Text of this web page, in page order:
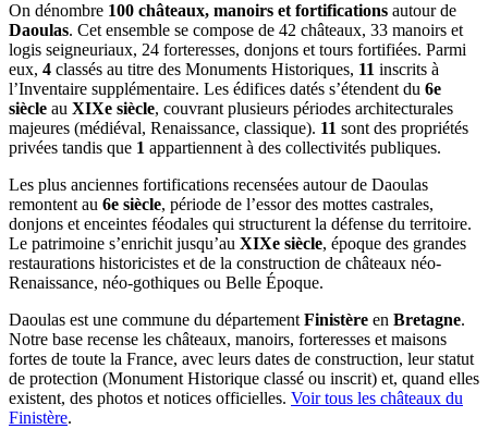
On dénombre 100 châteaux, manoirs et fortifications autour de
Daoulas. Cet ensemble se compose de 42 châteaux, 33 manoirs et
logis seigneuriaux, 24 forteresses, donjons et tours fortifiées. Parmi
eux, 4 classés au titre des Monuments Historiques, 11 inscrits à
l’Inventaire supplémentaire. Les édifices datés s’étendent du 6e
siècle au XIXe siècle, couvrant plusieurs périodes architecturales
majeures (médiéval, Renaissance, classique). 11 sont des propriétés
privées tandis que 1 appartiennent à des collectivités publiques.
Les plus anciennes fortifications recensées autour de Daoulas
remontent au 6e siècle, période de l’essor des mottes castrales,
donjons et enceintes féodales qui structurent la défense du territoire.
Le patrimoine s’enrichit jusqu’au XIXe siècle, époque des grandes
restaurations historicistes et de la construction de châteaux néo-
Renaissance, néo-gothiques ou Belle Époque.
Daoulas est une commune du départementFinistère en Bretagne.
Notre base recense les châteaux, manoirs, forteresses et maisons
fortes de toute la France, avec leurs dates de construction, leur statut
de protection (Monument Historique classé ou inscrit) et, quand elles
existent, des photos et notices officielles. Voir tous les châteaux du
Finistère.